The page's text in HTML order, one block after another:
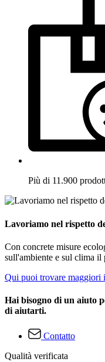
Più di 11.900
Lavoriamo nel rispetto
Con concrete misure
sull'ambiente e sul clima il
Qui puoi trovare maggiori
Hai bisogno di un aiuto
di aiutarti.
Contatto
Qualità verificata